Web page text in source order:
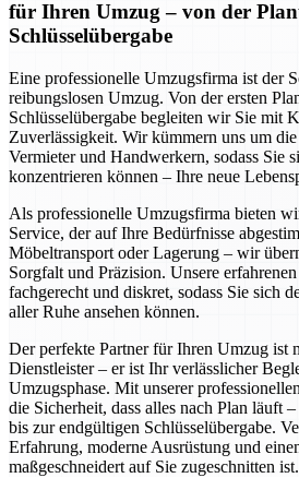
für Ihren Umzug – von der
Schlüsselübergabe
Eine professionelle Umzugsfirma ist der
reibungslosen Umzug. Von der ersten
Schlüsselübergabe begleiten wir Sie mit
Zuverlässigkeit. Wir kümmern uns um
Vermieter und Handwerkern, sodass Sie
konzentrieren können – Ihre neue
Als professionelle Umzugsfirma bieten
Service, der auf Ihre Bedürfnisse
Möbeltransport oder Lagerung – wir
Sorgfalt und Präzision. Unsere
fachgerecht und diskret, sodass Sie sich
aller Ruhe ansehen können.
Der perfekte Partner für Ihren Umzug ist
Dienstleister – er ist Ihr verlässlicher
Umzugsphase. Mit unserer
die Sicherheit, dass alles nach Plan läuft
bis zur endgültigen Schlüsselübergabe.
Erfahrung, moderne Ausrüstung und
maßgeschneidert auf Sie zugeschnitten ist.